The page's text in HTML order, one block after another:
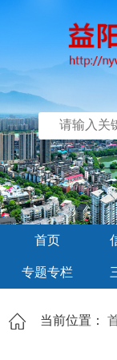
首页
专题专栏
当前位置：